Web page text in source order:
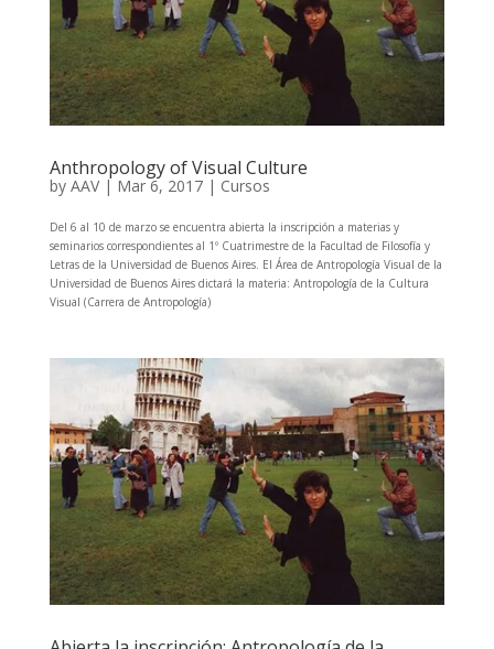
Anthropology of Visual Culture
by AAV| Mar 6, 2017| Cursos
Del 6 al 10 de marzo se encuentra abierta la inscripción a materias y
seminarios correspondientes al 1º Cuatrimestre de la Facultad de Filosofía y
Letras de la Universidad de Buenos Aires. El Área de Antropología Visual de la
Universidad de Buenos Aires dictará la materia: Antropología de la Cultura
Visual (Carrera de Antropología)